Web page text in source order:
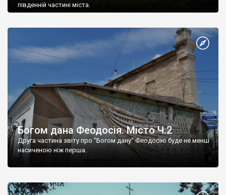
південній частині міста.
Богом дана Феодосія. Місто Ч.2
Друга частина звіту про "Богом дану" Феодосію буде не менш
насиченою ніж перша.